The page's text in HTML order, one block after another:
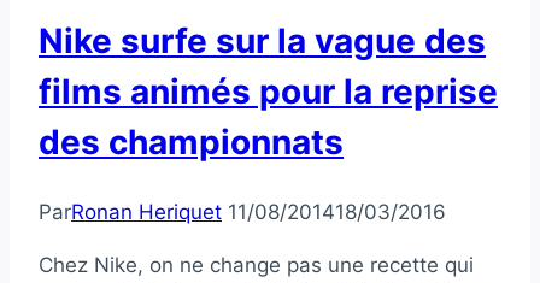
Nike surfe sur la vague des
films animés pour la reprise
des championnats
ParRonan Heriquet 11/08/201418/03/2016
Chez Nike, on ne change pas une recette qui